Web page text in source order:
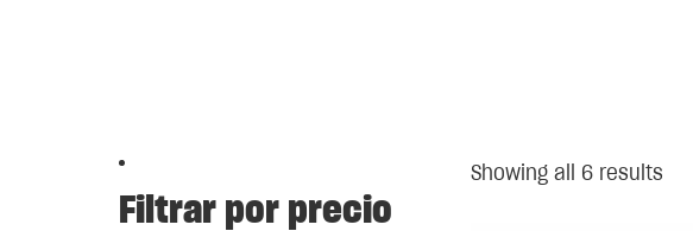
Filtrar por precio
Showing all 6 results